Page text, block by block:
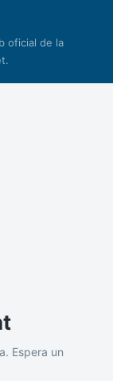
oficial de la
Espera un